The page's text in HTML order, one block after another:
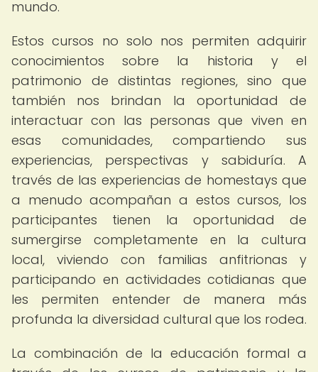
mundo.
Estos cursos no solo nos permiten adquirir
conocimientos sobre la historia y el
patrimonio de distintas regiones, sino que
también nos brindan la oportunidad de
interactuar con las personas que viven en
esas comunidades, compartiendo sus
experiencias, perspectivas y sabiduría. A
través de las experiencias de homestays que
a menudo acompañan a estos cursos, los
participantes tienen la oportunidad de
sumergirse completamente en la cultura
local, viviendo con familias anfitrionas y
participando en actividades cotidianas que
les permiten entender de manera más
profunda la diversidad cultural que los rodea.
La combinación de la educación formal a